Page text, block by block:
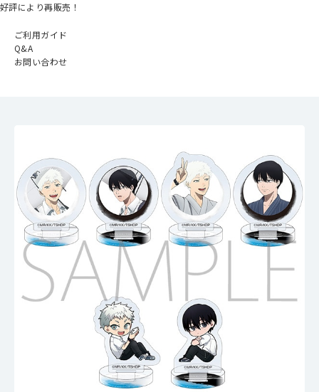
好評により再販売！
ご利用ガイド
Q&A
お問い合わせ